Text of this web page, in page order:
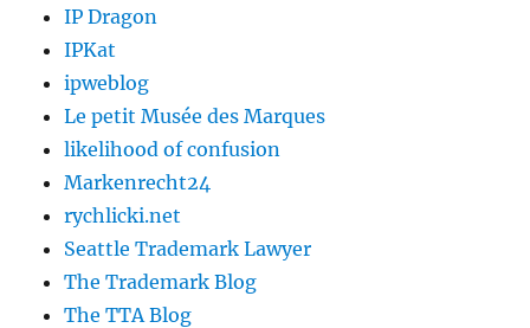
IP Dragon
IPKat
ipweblog
Le petit Musée des Marques
likelihood of confusion
Markenrecht24
rychlicki.net
Seattle Trademark Lawyer
The Trademark Blog
The TTA Blog